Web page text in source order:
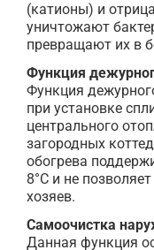
(катионы) и
уничтожают
превращают их в
Функция
Функция
при установке
центрального
загородных
обогрева
8°C и не
хозяев.
Самоочистка
Данная функция